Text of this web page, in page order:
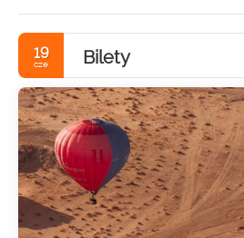
19
cze Bilety